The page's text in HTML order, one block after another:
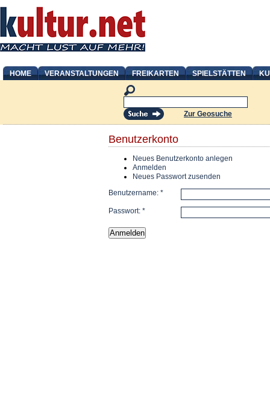
HOME VERANSTALTUNGEN FREIKARTEN SPIELSTÄTTEN
Zur Geosuche
Benutzerkonto
Neues Benutzerkonto anlegen
Anmelden
Neues Passwort zusenden
Benutzername: *
Passwort: *